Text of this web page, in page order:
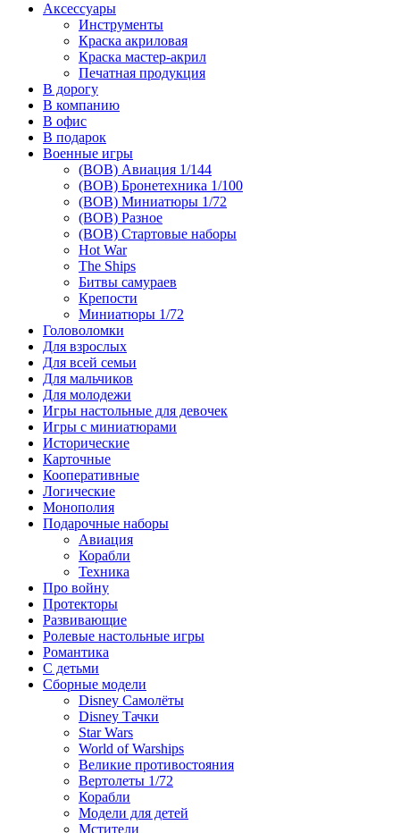
Аксессуары
Инструменты
Краска акриловая
Краска мастер-акрил
Печатная продукция
В дорогу
В компанию
В офис
В подарок
Военные игры
(ВОВ) Авиация 1/144
(ВОВ) Бронетехника 1/100
(ВОВ) Миниатюры 1/72
(ВОВ) Разное
(ВОВ) Стартовые наборы
Hot War
The Ships
Битвы самураев
Крепости
Миниатюры 1/72
Головоломки
Для взрослых
Для всей семьи
Для мальчиков
Для молодежи
Игры настольные для девочек
Игры с миниатюрами
Исторические
Карточные
Кооперативные
Логические
Монополия
Подарочные наборы
Авиация
Корабли
Техника
Про войну
Протекторы
Развивающие
Ролевые настольные игры
Романтика
С детьми
Сборные модели
Disney Самолёты
Disney Тачки
Star Wars
World of Warships
Великие противостояния
Вертолеты 1/72
Корабли
Модели для детей
Мстители